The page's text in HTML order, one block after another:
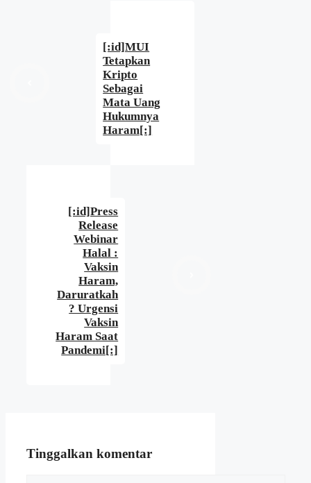
[:id]MUI
Tetapkan
Kripto
Sebagai
Mata Uang
Hukumnya
Haram[:]
[:id]Press
Release
Webinar
Halal :
Vaksin
Haram,
Daruratkah
? Urgensi
Vaksin
Haram Saat
Pandemi[:]
Tinggalkan komentar